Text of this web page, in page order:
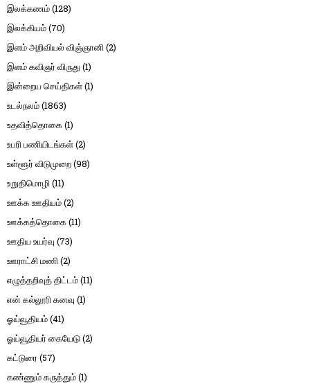
இலக்கணம்(128)
இலக்கியம்(70)
இளம் அறிவியல் விஞ்ஞானி(2)
இளம் கவிஞர் விருது(1)
இன்றைய செய்திகள்(1)
உடல்நலம்(1863)
உதவித்தொகை(1)
உபரி பணியிடங்கள்(2)
உள்ளூர் விடுமுறை(98)
உறுதிமொழி(11)
ஊக்க ஊதியம்(2)
ஊக்கத்தொகை(11)
ஊதிய உயர்வு (73)
ஊராட்சி மணி(2)
எழுத்தறிவுத் திட்டம்(11)
என் கல்லூரி கனவு (1)
ஓய்வூதியம்(41)
ஓய்வூதியர் கையேடு(2)
கட்டுரை (57)
கண்ணும் கருத்தும்(1)